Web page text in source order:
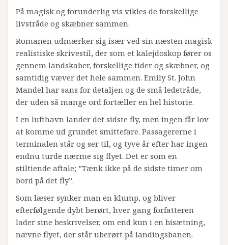
På magisk og forunderlig vis vikles de forskellige
livstråde og skæbner sammen.
Romanen udmærker sig især ved sin næsten magisk
realistiske skrivestil, der som et kalejdoskop fører os
gennem landskaber, forskellige tider og skæbner, og
samtidig væver det hele sammen. Emily St. John
Mandel har sans for detaljen og de små ledetråde,
der uden så mange ord fortæller en hel historie.
I en lufthavn lander det sidste fly, men ingen får lov
at komme ud grundet smittefare. Passagererne i
terminalen står og ser til, og tyve år efter har ingen
endnu turde nærme sig flyet. Det er som en
stiltiende aftale; ”Tænk ikke på de sidste timer om
bord på det fly”.
Som læser synker man en klump, og bliver
efterfølgende dybt berørt, hver gang forfatteren
lader sine beskrivelser, om end kun i en bisætning,
nævne flyet, der står uberørt på landingsbanen.